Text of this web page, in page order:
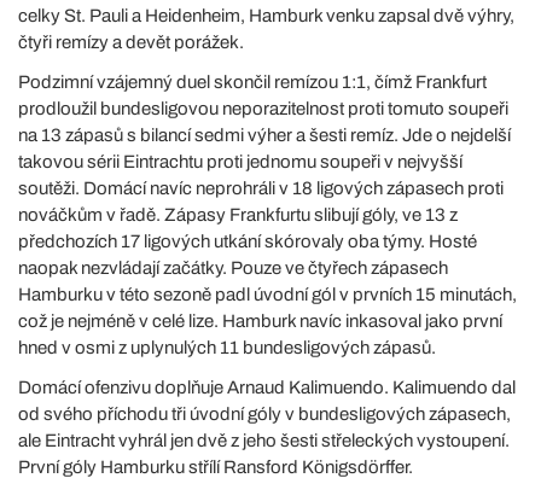
celky St. Pauli a Heidenheim, Hamburk venku zapsal dvě výhry,
čtyři remízy a devět porážek.
Podzimní vzájemný duel skončil remízou 1:1, čímž Frankfurt
prodloužil bundesligovou neporazitelnost proti tomuto soupeři
na 13 zápasů s bilancí sedmi výher a šesti remíz. Jde o nejdelší
takovou sérii Eintrachtu proti jednomu soupeři v nejvyšší
soutěži. Domácí navíc neprohráli v 18 ligových zápasech proti
nováčkům v řadě. Zápasy Frankfurtu slibují góly, ve 13 z
předchozích 17 ligových utkání skórovaly oba týmy. Hosté
naopak nezvládají začátky. Pouze ve čtyřech zápasech
Hamburku v této sezoně padl úvodní gól v prvních 15 minutách,
což je nejméně v celé lize. Hamburk navíc inkasoval jako první
hned v osmi z uplynulých 11 bundesligových zápasů.
Domácí ofenzivu doplňuje Arnaud Kalimuendo. Kalimuendo dal
od svého příchodu tři úvodní góly v bundesligových zápasech,
ale Eintracht vyhrál jen dvě z jeho šesti střeleckých vystoupení.
První góly Hamburku střílí Ransford Königsdörffer.